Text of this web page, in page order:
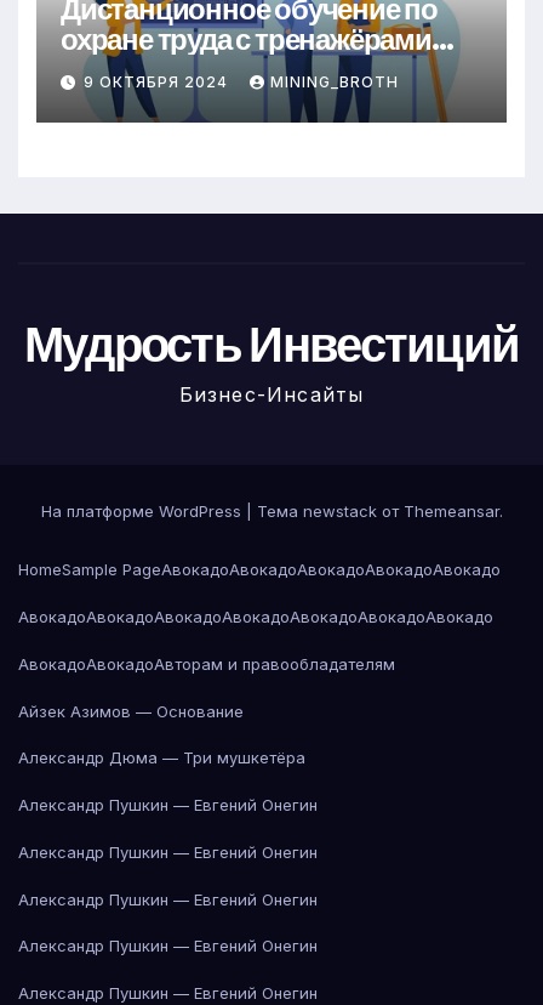
Дистанционное обучение по
охране труда с тренажёрами
онлайн
9 ОКТЯБРЯ 2024 MINING_BROTH
Мудрость Инвестиций
Бизнес-Инсайты
На платформе WordPress Тема newstack от Themeansar.
HomeSample PageАвокадоАвокадоАвокадоАвокадоАвокадо
АвокадоАвокадоАвокадоАвокадоАвокадоАвокадоАвокадо
АвокадоАвокадоАвторам и правообладателям
Айзек Азимов — Основание
Александр Дюма — Три мушкетёра
Александр Пушкин — Евгений Онегин
Александр Пушкин — Евгений Онегин
Александр Пушкин — Евгений Онегин
Александр Пушкин — Евгений Онегин
Александр Пушкин — Евгений Онегин